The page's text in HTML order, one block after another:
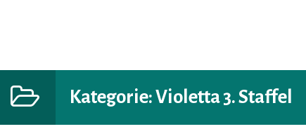
Kategorie:Violetta 3. Staffel